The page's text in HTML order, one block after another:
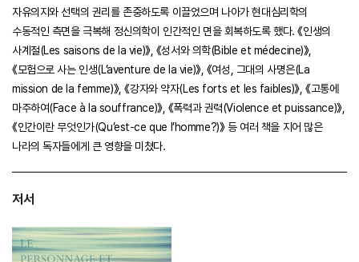
자유의지와 선택의 권리를 존중하도록 이끌었으며 나아가 현대심리학의
수동적인 측면을 극복해 정신의학이 인간적인 면을 회복하도록 했다. 《인생의
사계절(Les saisons de la vie)》, 《성서와 의학(Bible et médecine)》,
《모험으로 사는 인생(L’aventure de la vie)》, 《여성, 그대의 사명은(La
mission de la femme)》, 《강자와 약자(Les forts et les faibles)》, 《고통에
마주하여(Face à la souffrance)》, 《폭력과 권력(Violence et puissance)》,
《인간이란 무엇인가(Qu’est-ce que l’homme?)》 등 여러 책을 지어 많은
나라의 독자들에게 큰 영향을 미쳤다.
저서